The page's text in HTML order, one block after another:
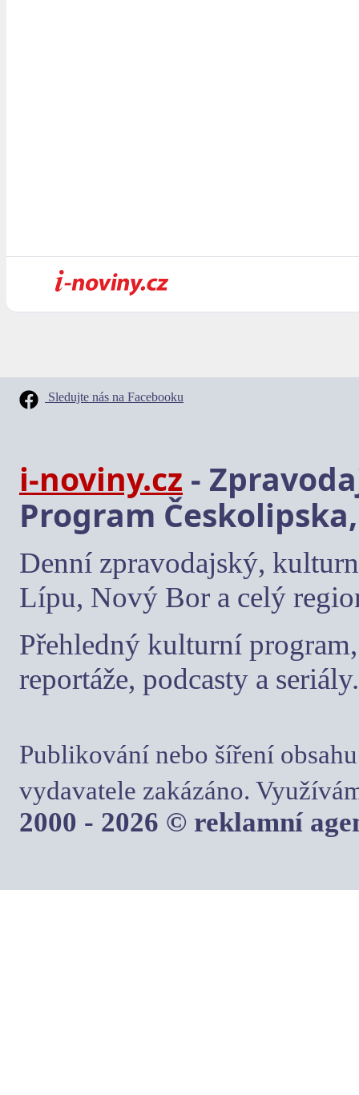
Sledujte nás na Facebooku
i-noviny.cz -
Program
Denní zpravodajský,
Lípu, Nový Bor a celý
Přehledný kulturní
reportáže, podcasty a seriály.
Publikování nebo šíření
vydavatele zakázáno.
2000 - 2026 © reklamní